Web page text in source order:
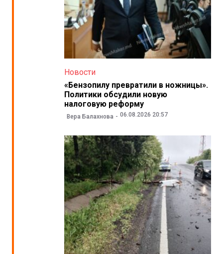
Новости
«Бензопилу превратили в ножницы».
Политики обсудили новую
налоговую реформу
Вера Балахнова 06.08.2026 20:57